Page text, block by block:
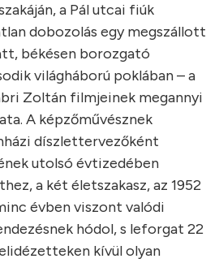
a Pál utcai fiúk
dobozolás egy megszállott
békésen borozgató
világháború poklában – a
Zoltán filmjeinek megannyi
A képzőművésznek
díszlettervezőként
utolsó évtizedében
a két életszakasz, az 1952
évben viszont valódi
hódol, s leforgat 22
kívül olyan